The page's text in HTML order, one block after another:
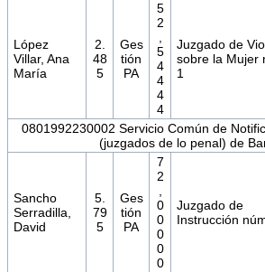
López
Villar, Ana
María
2.
48
5
Ges
tión
PA
5
2
,
5
4
4
4
4
Juzgado de
sobre la Mujer
1
0801992230002 Servicio Común de
(juzgados de lo penal) de
Sancho
Serradilla,
David
5.
79
5
Ges
tión
PA
7
2
,
0
0
0
0
0
Juzgado de
Instrucción